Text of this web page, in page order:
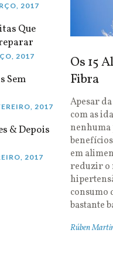
2017
Que
2017
Sem
2017
& Depois
2017
Os 15
Fibra
Apesar
com as
nenhuma
em
reduzir o
consumo
bastante
Rúben